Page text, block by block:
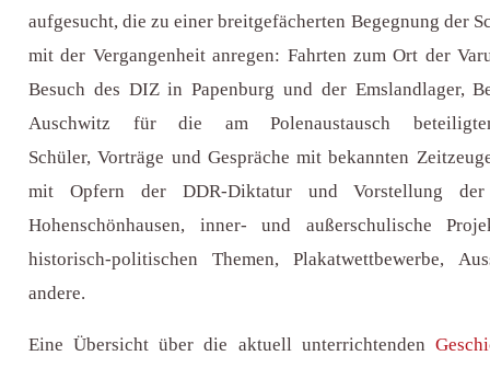
aufgesucht, die zu einer breitgefächerten Begegnung der
mit der Vergangenheit anregen: Fahrten zum Ort der
Besuch des DIZ in Papenburg und der Emslandlager,
Auschwitz für die am Polenaustausch
Schüler, Vorträge und Gespräche mit bekannten
mit Opfern der DDR-Diktatur und Vorstellung der
Hohenschönhausen, inner- und außerschulische
historisch-politischen Themen, Plakatwettbewerbe,
andere.
Eine Übersicht über die aktuell unterrichtenden